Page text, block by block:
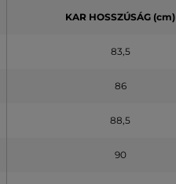
KAR HOSSZÚSÁG (cm)
83,5
86
88,5
90